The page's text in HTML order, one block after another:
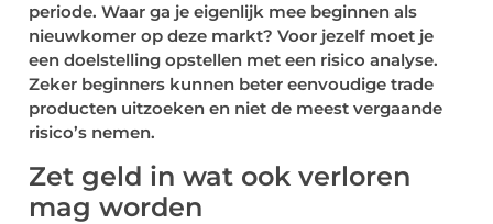
periode. Waar ga je eigenlijk mee beginnen als
nieuwkomer op deze markt? Voor jezelf moet je
een doelstelling opstellen met een risico analyse.
Zeker beginners kunnen beter eenvoudige trade
producten uitzoeken en niet de meest vergaande
risico’s nemen.
Zet geld in wat ook verloren
mag worden